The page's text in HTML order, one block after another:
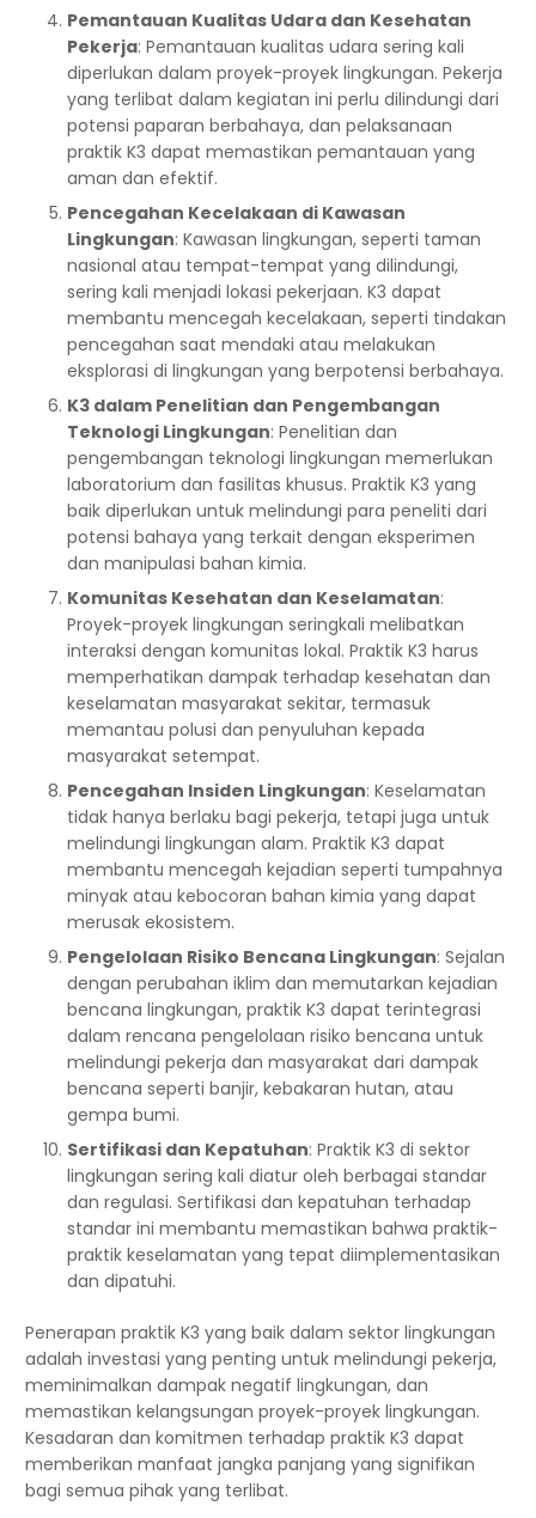
Pemantauan Kualitas Udara dan Kesehatan
Pekerja: Pemantauan kualitas udara sering kali
diperlukan dalam proyek-proyek lingkungan. Pekerja
yang terlibat dalam kegiatan ini perlu dilindungi dari
potensi paparan berbahaya, dan pelaksanaan
praktik K3 dapat memastikan pemantauan yang
aman dan efektif.
Pencegahan Kecelakaan di Kawasan
Lingkungan: Kawasan lingkungan, seperti taman
nasional atau tempat-tempat yang dilindungi,
sering kali menjadi lokasi pekerjaan. K3 dapat
membantu mencegah kecelakaan, seperti tindakan
pencegahan saat mendaki atau melakukan
eksplorasi di lingkungan yang berpotensi berbahaya.
K3 dalam Penelitian dan Pengembangan
Teknologi Lingkungan: Penelitian dan
pengembangan teknologi lingkungan memerlukan
laboratorium dan fasilitas khusus. Praktik K3 yang
baik diperlukan untuk melindungi para peneliti dari
potensi bahaya yang terkait dengan eksperimen
dan manipulasi bahan kimia.
Komunitas Kesehatan dan Keselamatan:
Proyek-proyek lingkungan seringkali melibatkan
interaksi dengan komunitas lokal. Praktik K3 harus
memperhatikan dampak terhadap kesehatan dan
keselamatan masyarakat sekitar, termasuk
memantau polusi dan penyuluhan kepada
masyarakat setempat.
Pencegahan Insiden Lingkungan: Keselamatan
tidak hanya berlaku bagi pekerja, tetapi juga untuk
melindungi lingkungan alam. Praktik K3 dapat
membantu mencegah kejadian seperti tumpahnya
minyak atau kebocoran bahan kimia yang dapat
merusak ekosistem.
Pengelolaan Risiko Bencana Lingkungan: Sejalan
dengan perubahan iklim dan memutarkan kejadian
bencana lingkungan, praktik K3 dapat terintegrasi
dalam rencana pengelolaan risiko bencana untuk
melindungi pekerja dan masyarakat dari dampak
bencana seperti banjir, kebakaran hutan, atau
gempa bumi.
Sertifikasi dan Kepatuhan: Praktik K3 di sektor
lingkungan sering kali diatur oleh berbagai standar
dan regulasi. Sertifikasi dan kepatuhan terhadap
standar ini membantu memastikan bahwa praktik-
praktik keselamatan yang tepat diimplementasikan
dan dipatuhi.
Penerapan praktik K3 yang baik dalam sektor lingkungan
adalah investasi yang penting untuk melindungi pekerja,
meminimalkan dampak negatif lingkungan, dan
memastikan kelangsungan proyek-proyek lingkungan.
Kesadaran dan komitmen terhadap praktik K3 dapat
memberikan manfaat jangka panjang yang signifikan
bagi semua pihak yang terlibat.